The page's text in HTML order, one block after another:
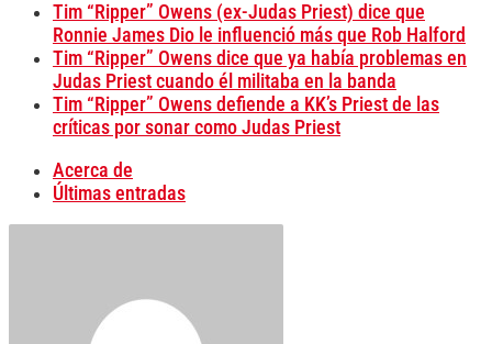
Tim “Ripper” Owens (ex-Judas Priest) dice que
Ronnie James Dio le influenció más que Rob Halford
Tim “Ripper” Owens dice que ya había problemas en
Judas Priest cuando él militaba en la banda
Tim “Ripper” Owens defiende a KK’s Priest de las
críticas por sonar como Judas Priest
Acerca de
Últimas entradas